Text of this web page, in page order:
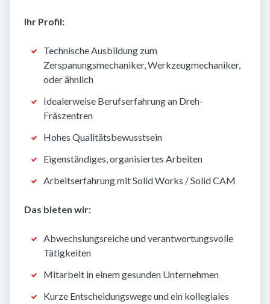
Ihr Profil:
Technische Ausbildung zum
Zerspanungsmechaniker, Werkzeugmechaniker,
oder ähnlich
Idealerweise Berufserfahrung an Dreh-
Fräszentren
Hohes Qualitätsbewusstsein
Eigenständiges, organisiertes Arbeiten
Arbeitserfahrung mit Solid Works / Solid CAM
Das bieten wir:
Abwechslungsreiche und verantwortungsvolle
Tätigkeiten
Mitarbeit in einem gesunden Unternehmen
Kurze Entscheidungswege und ein kollegiales